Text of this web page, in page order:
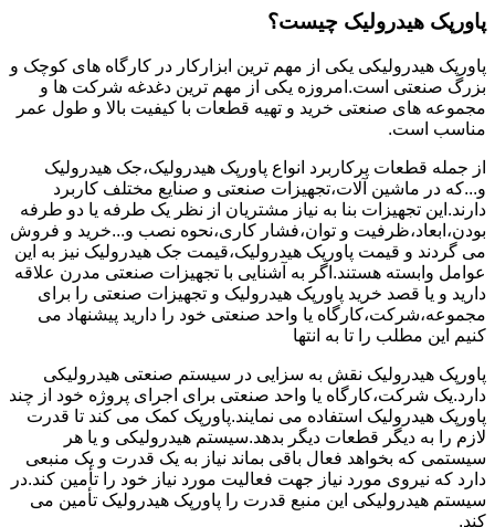
پاورپک هیدرولیک چیست؟
پاورپک هیدرولیکی یکی از مهم ترین ابزارکار در کارگاه های کوچک و
بزرگ صنعتی است.امروزه یکی از مهم ترین دغدغه شرکت ها و
مجموعه های صنعتی خرید و تهیه قطعات با کیفیت بالا و طول عمر
مناسب است.
از جمله قطعات پرکاربرد انواع پاورپک هیدرولیک،جک هیدرولیک
و...که در ماشین آلات،تجهیزات صنعتی و صنایع مختلف کاربرد
دارند.این تجهیزات بنا به نیاز مشتریان از نظر یک طرفه یا دو طرفه
بودن،ابعاد،ظرفیت و توان،فشار کاری،نحوه نصب و...خرید و فروش
می گردند و قیمت پاورپک هیدرولیک،قیمت جک هیدرولیک نیز به این
عوامل وابسته هستند.اگر به آشنایی با تجهیزات صنعتی مدرن علاقه
دارید و یا قصد خرید پاورپک هیدرولیک و تجهیزات صنعتی را برای
مجموعه،شرکت،کارگاه یا واحد صنعتی خود را دارید پیشنهاد می
کنیم این مطلب را تا به انتها
پاورپک هیدرولیک نقش به سزایی در سیستم صنعتی هیدرولیکی
دارد.یک شرکت،کارگاه یا واحد صنعتی برای اجرای پروژه خود از چند
پاورپک هیدرولیک استفاده می نمایند.پاورپک کمک می کند تا قدرت
لازم را به دیگر قطعات دیگر بدهد.سیستم هیدرولیکی و یا هر
سیستمی که بخواهد فعال باقی بماند نیاز به یک قدرت و یک منبعی
دارد که نیروی مورد نیاز جهت فعالیت مورد نیاز خود را تأمین کند.در
سیستم هیدرولیکی این منبع قدرت را پاورپک هیدرولیک تأمین می
کند.